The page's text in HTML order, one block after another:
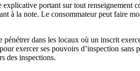
portant sur tout renseignement
à la note. Le consommateur peut faire
dans les locaux où un inscrit
exercer ses pouvoirs d’inspection
des inspections.